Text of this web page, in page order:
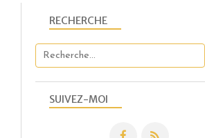
CRÉATIONS EN TOURNÉE
AGENDA
SUIVEZ-MOI
RECHERCHE